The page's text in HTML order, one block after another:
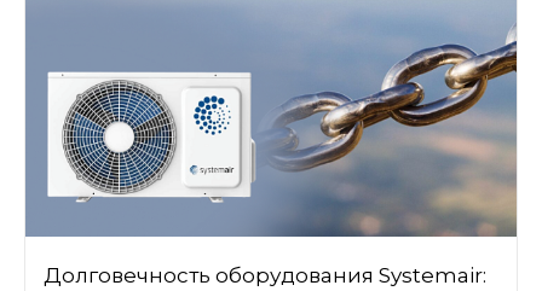
Долговечность оборудования Systemair: